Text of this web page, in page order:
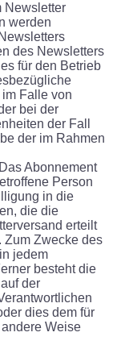
Newsletter
werden
des Newsletters
für den Betrieb
Falle von
bei der
der Fall
der im Rahmen
Abonnement
Person
in die
die die
erteilt
Zum Zwecke des
jedem
besteht die
der
dies dem für
Weise